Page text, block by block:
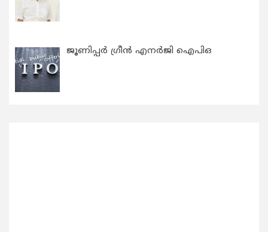
ജൂണിപ്പർ ഗ്രീൻ എനർജി ഐപിഒ